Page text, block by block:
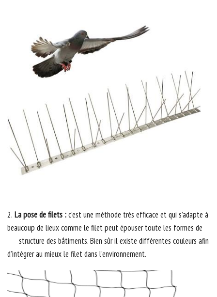
2. La pose de filets :c’est une méthode très efficace et qui s’adapte à
beaucoup de lieux comme le filet peut épouser toute les formes de
structure des bâtiments. Bien sûr il existe différentes couleurs afin
d’intégrer au mieux le filet dans l’environnement.